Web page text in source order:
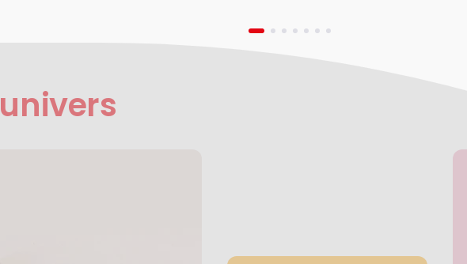
univers